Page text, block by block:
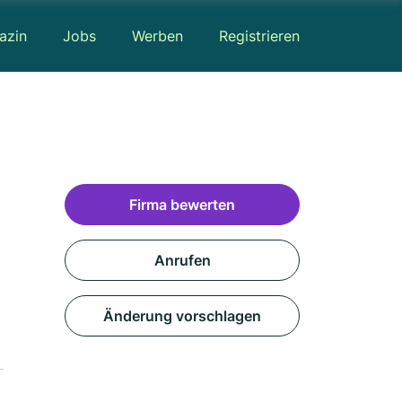
Jobs Werben Registrieren
Firma bewerten
Anrufen
Änderung vorschlagen